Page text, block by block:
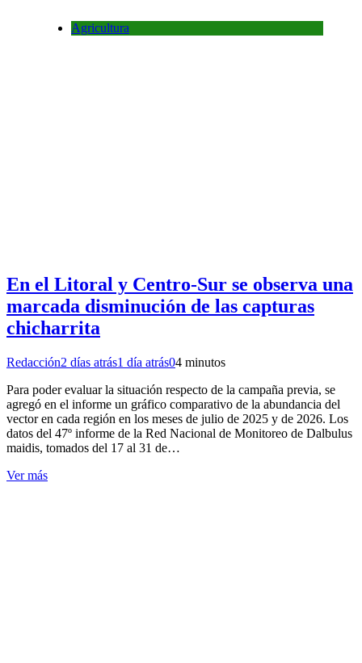
Agricultura
En el Litoral y Centro-Sur se observa una
marcada disminución de las capturas
chicharrita
Redacción2 días atrás1 día atrás04 minutos
Para poder evaluar la situación respecto de la campaña previa, se
agregó en el informe un gráfico comparativo de la abundancia del
vector en cada región en los meses de julio de 2025 y de 2026. Los
datos del 47º informe de la Red Nacional de Monitoreo de Dalbulus
maidis, tomados del 17 al 31 de…
Ver más